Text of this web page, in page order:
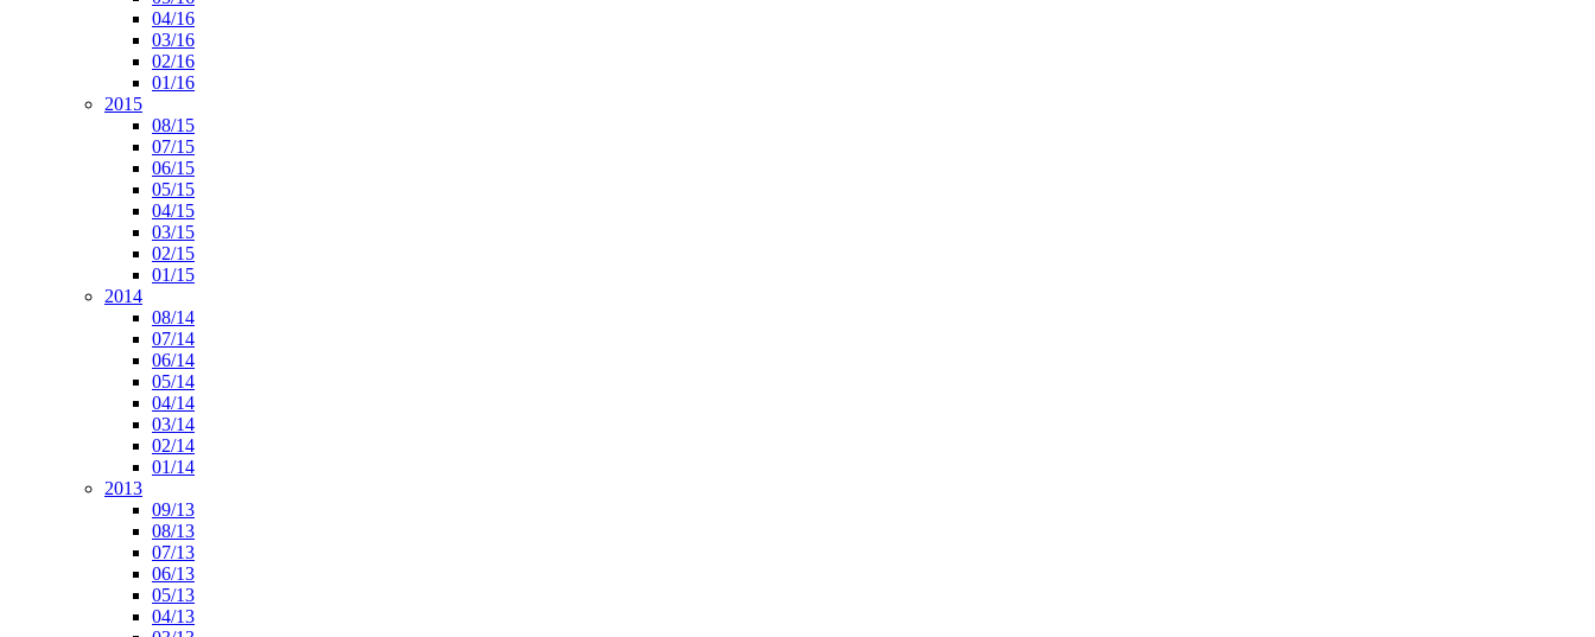
04/16
03/16
02/16
01/16
2015
08/15
07/15
06/15
05/15
04/15
03/15
02/15
01/15
2014
08/14
07/14
06/14
05/14
04/14
03/14
02/14
01/14
2013
09/13
08/13
07/13
06/13
05/13
04/13